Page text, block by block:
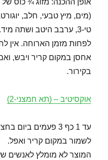
אופן ההכנה: מזוג ¾ כוס
(מים, מיץ טבעי, חלב,
טי-3, ערבב היטב ושתה
לפחות מזמן הארוחה. אין
אחסן במקום קריר ויבש,
בקירור.
אוקסיטיב – (תא חמצני-2)
עד 1 כף 3 פעמים ביום בחצי כוס מים עם הארוחה.
לשמור במקום קריר ואפל.
המוצר לא מומלץ לאנשים